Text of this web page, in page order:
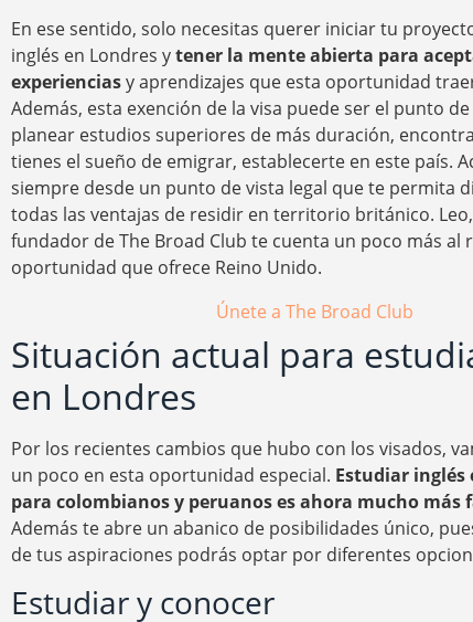
En ese sentido, solo necesitas querer iniciar tu
inglés en Londres ytener la mente abierta para
experienciasy aprendizajes que esta oportunidad
Además, esta exención de la visa puede ser el punto
planear estudios superiores de más duración,
tienes el sueño de emigrar, establecerte en este país.
siempre desde un punto de vista legal que te permita
todas las ventajas de residir en territorio británico.
fundador de The Broad Club te cuenta un poco más al
oportunidad que ofrece Reino Unido.
Únete a The Broad Club
Situación actual para
en Londres
Por los recientes cambios que hubo con los visados,
un poco en esta oportunidad especial. Estudiar
para colombianosy peruanos es ahora mucho más
Además te abre un abanico de posibilidades único,
de tus aspiraciones podrás optar por diferentes
Estudiar y conocer